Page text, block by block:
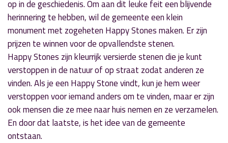
Burgemeester sluit woning na vondst
hennepkwekerij
8 november 2021
op in de geschiedenis. Om aan dit leuke feit een blijvende
herinnering te hebben, wil de gemeente een klein
monument met zogeheten Happy Stones maken. Er zijn
prijzen te winnen voor de opvallendste stenen.
Happy Stones zijn kleurrijk versierde stenen die je kunt
verstoppen in de natuur of op straat zodat anderen ze
vinden. Als je een Happy Stone vindt, kun je hem weer
verstoppen voor iemand anders om te vinden, maar er zijn
ook mensen die ze mee naar huis nemen en ze verzamelen.
En door dat laatste, is het idee van de gemeente
ontstaan.